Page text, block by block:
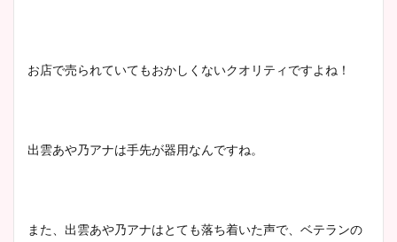
お店で売られていてもおかしくないクオリティですよね！
出雲あや乃アナは手先が器用なんですね。
また、出雲あや乃アナはとても落ち着いた声で、ベテランの